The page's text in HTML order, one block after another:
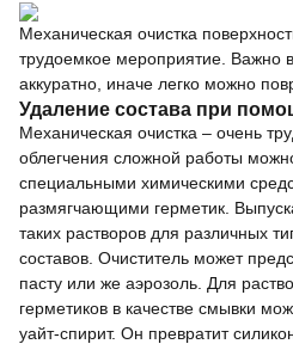
Механическая очистка
трудоемкое мероприятие. Важно
аккуратно, иначе легко можно
Удаление состава при
Механическая очистка – очень
облегчения сложной работы
специальными химическими
размягчающими герметик.
таких растворов для различных
составов. Очиститель может
пасту или же аэрозоль. Для
герметиков в качестве смывки
уайт-спирит. Он превратит